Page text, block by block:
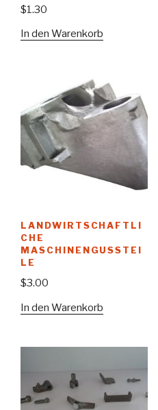
$1.30
In den Warenkorb
LANDWIRTSCHAFTLI
CHE
MASCHINENGUSSTEI
LE
$3.00
In den Warenkorb